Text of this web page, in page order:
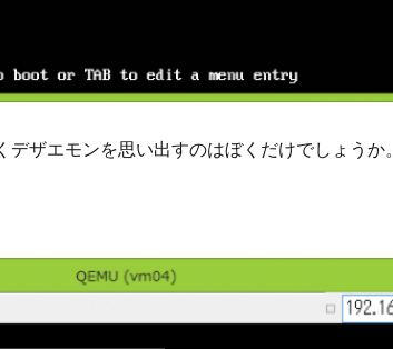
ザエモンを思い出すのはぼくだけでしょうか。